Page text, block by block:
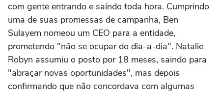
com gente entrando e saíndo toda hora. Cumprindo
uma de suas promessas de campanha, Ben
Sulayem nomeou um CEO para a entidade,
prometendo "não se ocupar do dia-a-dia". Natalie
Robyn assumiu o posto por 18 meses, saindo para
"abraçar novas oportunidades", mas depois
confirmando que não concordava com algumas